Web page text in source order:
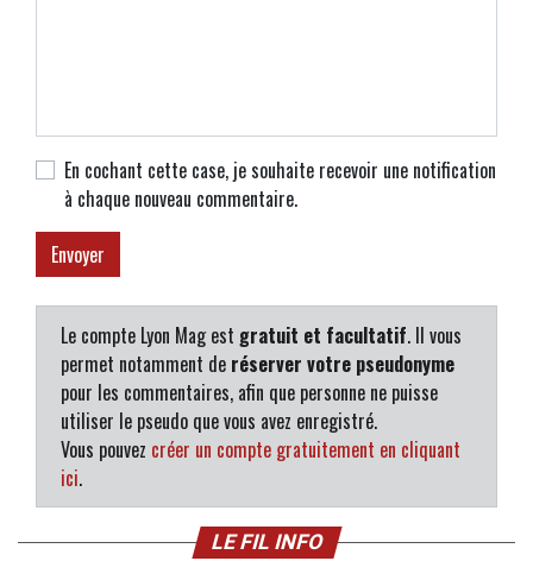
En cochant cette case, je souhaite recevoir une notification
à chaque nouveau commentaire.
Le compte Lyon Mag est gratuit et facultatif. Il vous
permet notamment de réserver votre pseudonyme
pour les commentaires, afin que personne ne puisse
utiliser le pseudo que vous avez enregistré.
Vous pouvez créer un compte gratuitement en cliquant
ici.
LE FIL INFO